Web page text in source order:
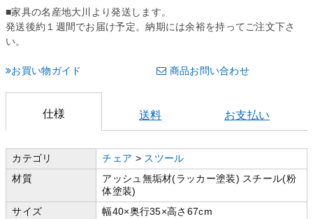
■家具の名産地大川より発送します。
発送後約１週間でお届け予定。納期には余裕を持ってご注文下さ
い。
お買い物ガイド 商品お問い合わせ
仕様 送料 お支払い
カテゴリ チェア > スツール
材質
アッシュ無垢材(ラッカー塗装) スチール(粉
体塗装)
サイズ
幅40×奥行35×高さ67cm